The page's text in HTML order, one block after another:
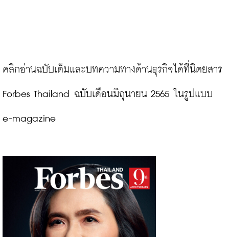
คลิกอ่านฉบับเต็มและบทความทางด้านธุรกิจได้ที่นิตยสาร
Forbes Thailand ฉบับเดือนมิถุนายน 2565 ในรูปแบบ
e-magazine